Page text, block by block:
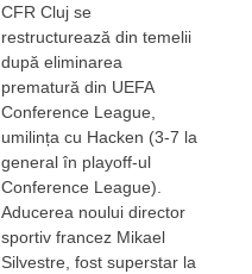
câștigător
Champions
în
negocieri
avansate
cu
CFR
Cluj!
CFR Cluj se
restructurează din temelii
după eliminarea
prematură din UEFA
Conference League,
umilința cu Hacken (3-7 la
general în playoff-ul
Conference League).
Aducerea noului director
sportiv francez Mikael
Silvestre, fost superstar la